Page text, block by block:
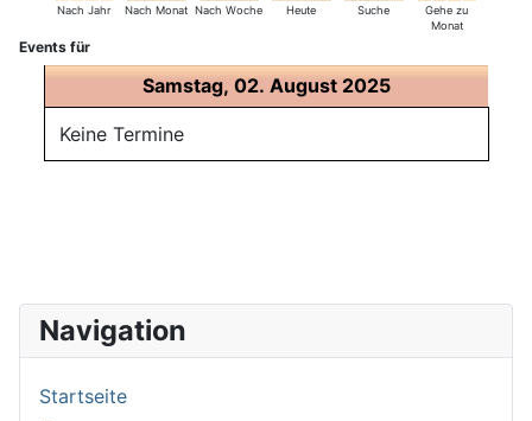
Nach Jahr Nach Monat Nach Woche Heute Suche
Gehe zu
Monat
Events für
Samstag, 02. August 2025
Keine Termine
Navigation
Startseite